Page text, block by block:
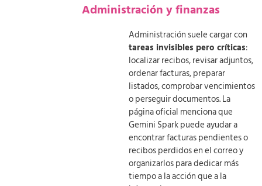
Administración y finanzas
Administración suele cargar con
tareas invisibles pero críticas:
localizar recibos, revisar adjuntos,
ordenar facturas, preparar
listados, comprobar vencimientos
o perseguir documentos. La
página oficial menciona que
Gemini Spark puede ayudar a
encontrar facturas pendientes o
recibos perdidos en el correo y
organizarlos para dedicar más
tiempo a la acción que a la